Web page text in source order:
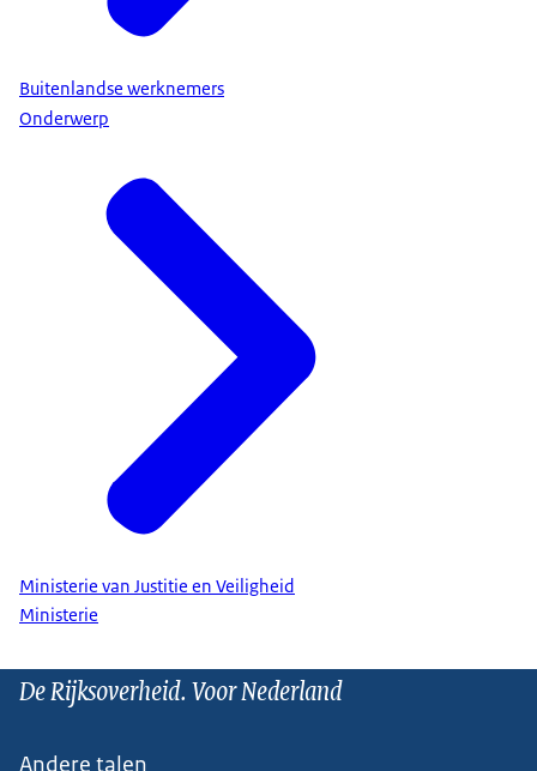
Buitenlandse werknemers
Onderwerp
Ministerie van Justitie en Veiligheid
Ministerie
De Rijksoverheid. Voor Nederland
Andere talen